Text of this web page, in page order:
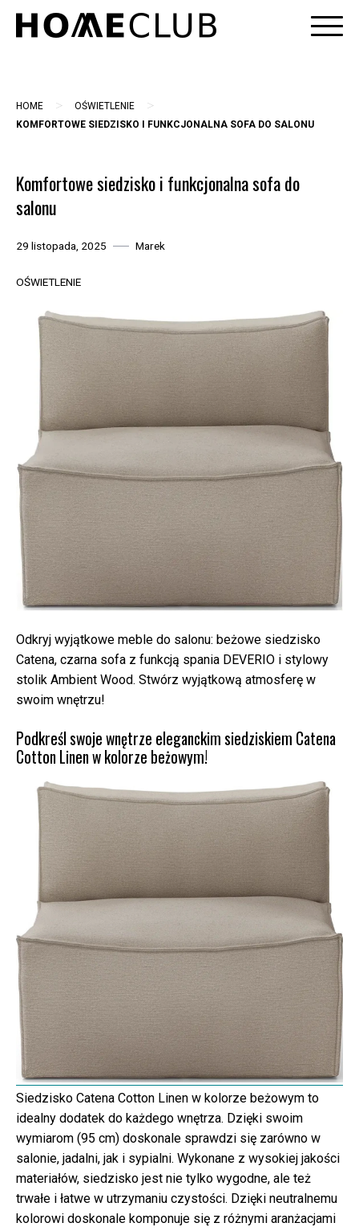
Skip
HOME > OŚWIETLENIE >
KOMFORTOWE SIEDZISKO I FUNKCJONALNA SOFA DO SALONU
Komfortowe siedzisko i funkcjonalna sofa do
salonu
29 listopada, 2025 Marek
OŚWIETLENIE
Odkryj wyjątkowe meble do salonu: beżowe siedzisko
Catena, czarna sofa z funkcją spania DEVERIO i stylowy
stolik Ambient Wood. Stwórz wyjątkową atmosferę w
swoim wnętrzu!
Podkreśl swoje wnętrze eleganckim siedziskiem Catena
Cotton Linen w kolorze beżowym!
Siedzisko Catena Cotton Linen w kolorze beżowym to
idealny dodatek do każdego wnętrza. Dzięki swoim
wymiarom (95 cm) doskonale sprawdzi się zarówno w
salonie, jadalni, jak i sypialni. Wykonane z wysokiej jakości
materiałów, siedzisko jest nie tylko wygodne, ale też
trwałe i łatwe w utrzymaniu czystości. Dzięki neutralnemu
kolorowi doskonale komponuje się z różnymi aranżacjami